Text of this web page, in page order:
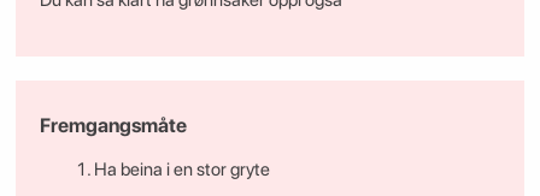
Fremgangsmåte
Ha beina i en stor gryte